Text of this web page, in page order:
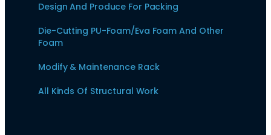
Design And Produce For Packing
Die-Cutting PU-Foam/Eva Foam And Other
Foam
Modify & Maintenance Rack
All Kinds Of Structural Work